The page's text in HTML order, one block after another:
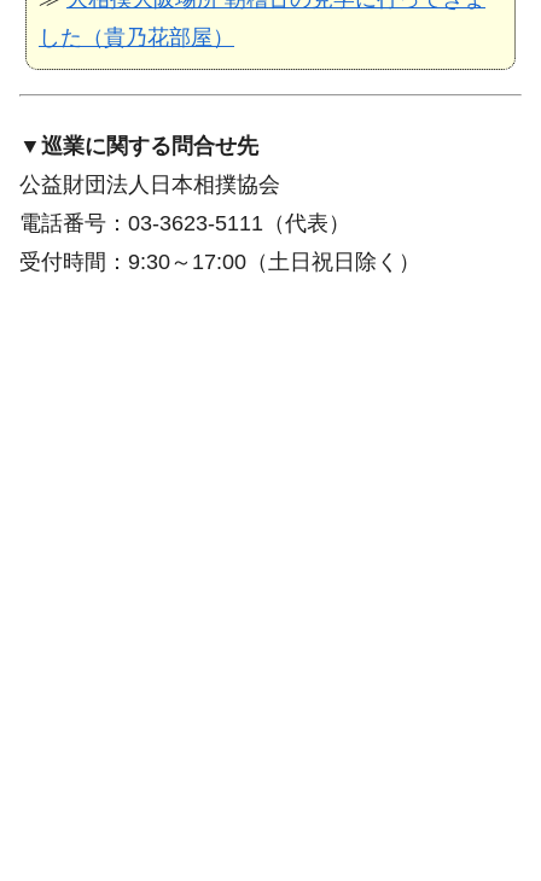
した（貴乃花部屋）
▼巡業に関する問合せ先
公益財団法人日本相撲協会
電話番号：03-3623-5111（代表）
受付時間：9:30～17:00（土日祝日除く）